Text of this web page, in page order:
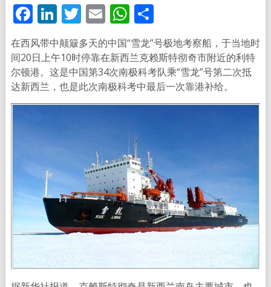
Facebook
LinkedIn
Twitter
EmailWhatsApp
分
享
在西风带中颠簸多天的中国“雪龙”号极地考察船，于当地时
间20日上午10时停靠在新西兰克赖斯特彻奇市附近的利特
尔顿港。这是中国第34次南极科考队乘“雪龙”号第二次抵
达新西兰，也是此次南极科考中最后一次靠港补给。